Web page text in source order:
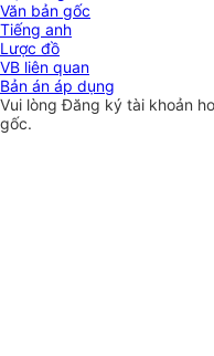
Văn bản gốc
Tiếng anh
Lược đồ
VB liên quan
Bản án áp dụng
Vui lòngĐăng ký tài khoản
gốc.